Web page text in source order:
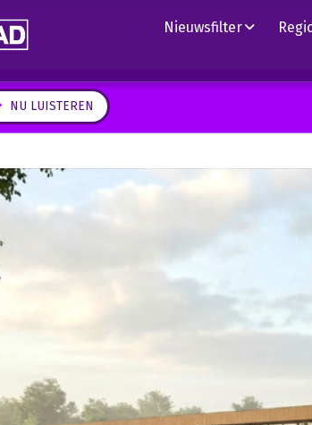
Nieuwsfilter
NU LUISTEREN